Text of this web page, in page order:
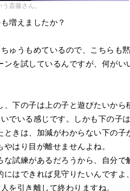
斎藤さん。
増えましたか？
うもめているので、こちらも
を試しているんですが、何がい
下の子は上の子と遊びたいから
でいる感じです。しかも下の子
きは、加減がわからない下の子
はり目が離せませんよね。
試練があるだろうから、自分で
はできれば見守りたいんですよ、
を引き離して終わりますね。